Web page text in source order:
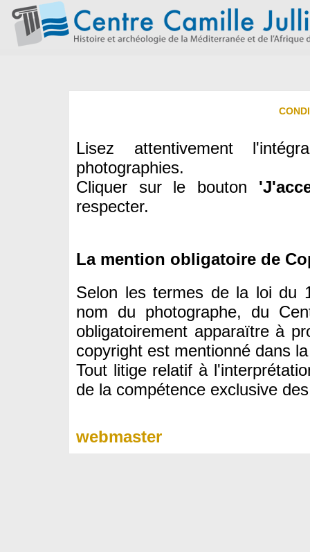
Lisez attentivement
photographies.
Cliquer sur le bouton
respecter.
La mention obligatoire de
Selon les termes de la loi du
nom du photographe, du
obligatoirement apparaïtre à
copyright est mentionné dans
Tout litige relatif à
de la compétence exclusive
webmaster